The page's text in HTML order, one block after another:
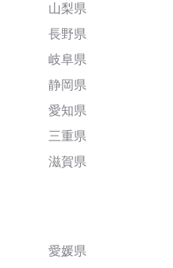
山梨県
長野県
岐阜県
静岡県
愛知県
三重県
滋賀県
愛媛県